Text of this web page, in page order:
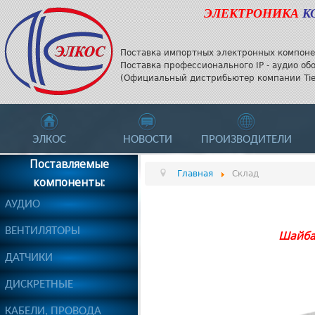
ЭЛЕКТРОНИКА
Поставка импортных электронных
Поставка профессионального IP - аудио
(Официальный дистрибьютер компании
ЭЛКОС НОВОСТИ ПРОИЗВОДИТЕЛИ
Поставляемые
компоненты:
АУДИО
ВЕНТИЛЯТОРЫ
ДАТЧИКИ
ДИСКРЕТНЫЕ
КАБЕЛИ, ПРОВОДА
Главная Склад
Шайба